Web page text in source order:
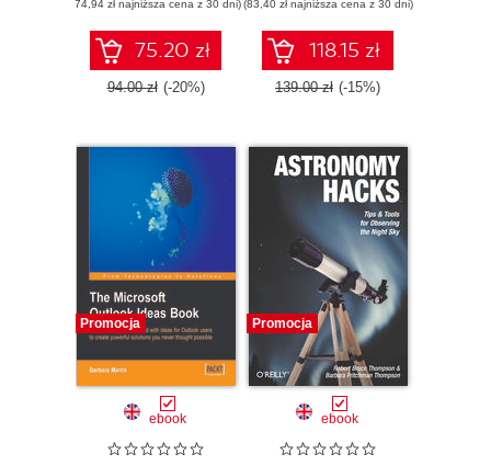
(74,94 zł najniższa cena z 30 dni)
75.20 zł
94.00 zł (-20%)
(83,40 zł najniższa cena z 30 dni)
118.15 zł
139.00 zł (-15%)
Promocja
ebook
Promocja
ebook